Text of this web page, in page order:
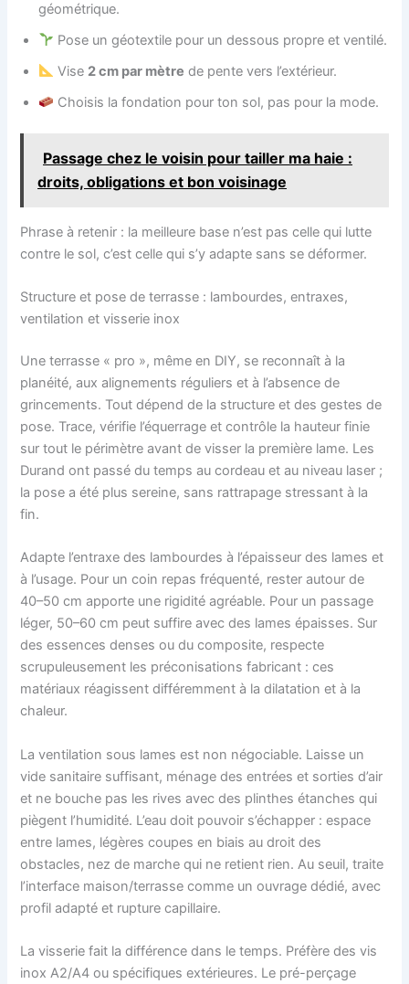
géométrique.
Pose un géotextile pour un dessous propre et ventilé.
Vise 2 cm par mètre de pente vers l’extérieur.
Choisis la fondation pour ton sol, pas pour la mode.
Passage chez le voisin pour tailler ma haie :
droits, obligations et bon voisinage
Phrase à retenir : la meilleure base n’est pas celle qui lutte
contre le sol, c’est celle qui s’y adapte sans se déformer.
Structure et pose de terrasse : lambourdes, entraxes,
ventilation et visserie inox
Une terrasse « pro », même en DIY, se reconnaît à la
planéité, aux alignements réguliers et à l’absence de
grincements. Tout dépend de la structure et des gestes de
pose. Trace, vérifie l’équerrage et contrôle la hauteur finie
sur tout le périmètre avant de visser la première lame. Les
Durand ont passé du temps au cordeau et au niveau laser ;
la pose a été plus sereine, sans rattrapage stressant à la
fin.
Adapte l’entraxe des lambourdes à l’épaisseur des lames et
à l’usage. Pour un coin repas fréquenté, rester autour de
40–50 cm apporte une rigidité agréable. Pour un passage
léger, 50–60 cm peut suffire avec des lames épaisses. Sur
des essences denses ou du composite, respecte
scrupuleusement les préconisations fabricant : ces
matériaux réagissent différemment à la dilatation et à la
chaleur.
La ventilation sous lames est non négociable. Laisse un
vide sanitaire suffisant, ménage des entrées et sorties d’air
et ne bouche pas les rives avec des plinthes étanches qui
piègent l’humidité. L’eau doit pouvoir s’échapper : espace
entre lames, légères coupes en biais au droit des
obstacles, nez de marche qui ne retient rien. Au seuil, traite
l’interface maison/terrasse comme un ouvrage dédié, avec
profil adapté et rupture capillaire.
La visserie fait la différence dans le temps. Préfère des vis
inox A2/A4 ou spécifiques extérieures. Le pré-perçage